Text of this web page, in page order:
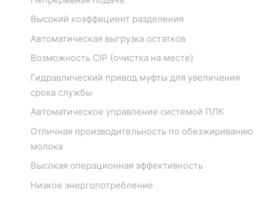
Высокий коэффициент разделения
Автоматическая выгрузка остатков
Возможность CIP (очистка на месте)
Гидравлический привод муфты для увеличения
срока службы
Автоматическое управление системой ПЛК
Отличная производительность по обезжириванию
молока
Высокая операционная эффективность
Низкое энергопотребление